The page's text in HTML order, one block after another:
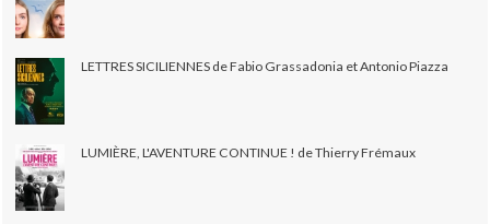
LETTRES SICILIENNES de Fabio Grassadonia et Antonio Piazza
LUMIÈRE, L'AVENTURE CONTINUE ! de Thierry Frémaux